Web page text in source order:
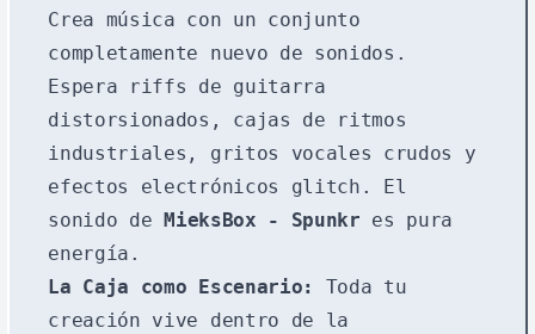
Crea música con un conjunto
completamente nuevo de sonidos.
Espera riffs de guitarra
distorsionados, cajas de ritmos
industriales, gritos vocales crudos y
efectos electrónicos glitch. El
sonido de MieksBox - Spunkr es pura
energía.
La Caja como Escenario:
Toda tu
creación vive dentro de la